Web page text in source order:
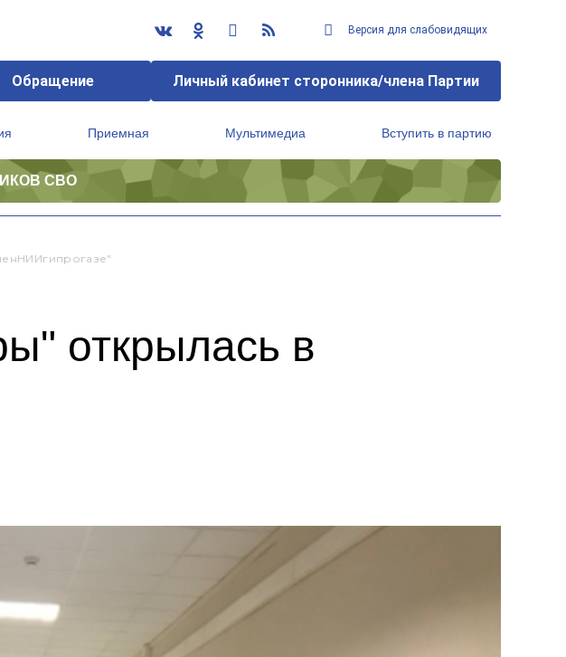
Версия для слабовидящих
Обращение Личный кабинет сторонника/члена Партии
Приемная Мультимедиа Вступить в партию
СВО
открылась в